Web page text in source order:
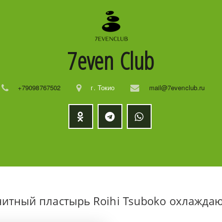
7even Club
+79098767502 г. Токио mail@7evenclub.ru
пластырь Roihi Tsuboko